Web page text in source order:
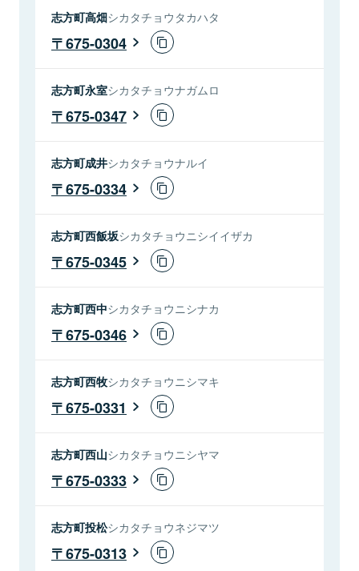
志方町高畑シカタチョウタカハタ
675-0304
志方町永室シカタチョウナガムロ
675-0347
志方町成井シカタチョウナルイ
675-0334
志方町西飯坂シカタチョウニシイイザカ
675-0345
志方町西中シカタチョウニシナカ
675-0346
志方町西牧シカタチョウニシマキ
675-0331
志方町西山シカタチョウニシヤマ
675-0333
志方町投松シカタチョウネジマツ
675-0313